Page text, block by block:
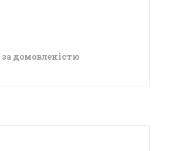
за домовленістю